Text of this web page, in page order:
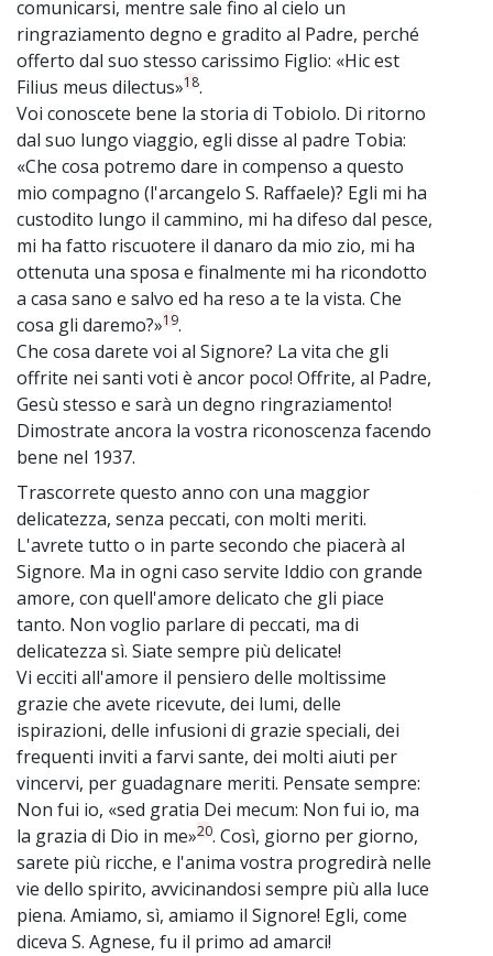
comunicarsi, mentre sale fino al cielo un
ringraziamento degno e gradito al Padre, perché
offerto dal suo stesso carissimo Figlio: «Hic est
Filius meus dilectus»18.
Voi conoscete bene la storia di Tobiolo. Di ritorno
dal suo lungo viaggio, egli disse al padre Tobia:
«Che cosa potremo dare in compenso a questo
mio compagno (l'arcangelo S. Raffaele)? Egli mi ha
custodito lungo il cammino, mi ha difeso dal pesce,
mi ha fatto riscuotere il danaro da mio zio, mi ha
ottenuta una sposa e finalmente mi ha ricondotto
a casa sano e salvo ed ha reso a te la vista. Che
cosa gli daremo?»19.
Che cosa darete voi al Signore? La vita che gli
offrite nei santi voti è ancor poco! Offrite, al Padre,
Gesù stesso e sarà un degno ringraziamento!
Dimostrate ancora la vostra riconoscenza facendo
bene nel 1937.
Trascorrete questo anno con una maggior
delicatezza, senza peccati, con molti meriti.
L'avrete tutto o in parte secondo che piacerà al
Signore. Ma in ogni caso servite Iddio con grande
amore, con quell'amore delicato che gli piace
tanto. Non voglio parlare di peccati, ma di
delicatezza sì. Siate sempre più delicate!
Vi ecciti all'amore il pensiero delle moltissime
grazie che avete ricevute, dei lumi, delle
ispirazioni, delle infusioni di grazie speciali, dei
frequenti inviti a farvi sante, dei molti aiuti per
vincervi, per guadagnare meriti. Pensate sempre:
Non fui io, «sed gratia Dei mecum: Non fui io, ma
la grazia di Dio in me»20. Così, giorno per giorno,
sarete più ricche, e l'anima vostra progredirà nelle
vie dello spirito, avvicinandosi sempre più alla luce
piena. Amiamo, sì, amiamo il Signore! Egli, come
diceva S. Agnese, fu il primo ad amarci!